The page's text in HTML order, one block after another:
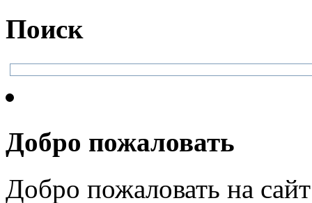
Поиск
Добро пожаловать
Добро пожаловать на